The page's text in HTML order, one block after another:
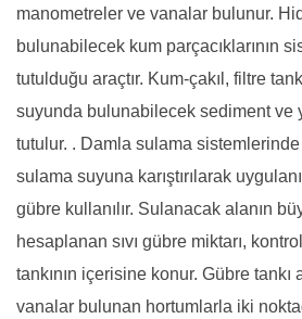
manometreler ve vanalar bulunur.
bulunabilecek kum parçacıklarının
tutulduğu araçtır. Kum-çakıl, filtre
suyunda bulunabilecek sediment ve
tutulur. . Damla sulama
sulama suyuna karıştırılarak
gübre kullanılır. Sulanacak alanın
hesaplanan sıvı gübre miktarı,
tankının içerisine konur. Gübre
vanalar bulunan hortumlarla iki